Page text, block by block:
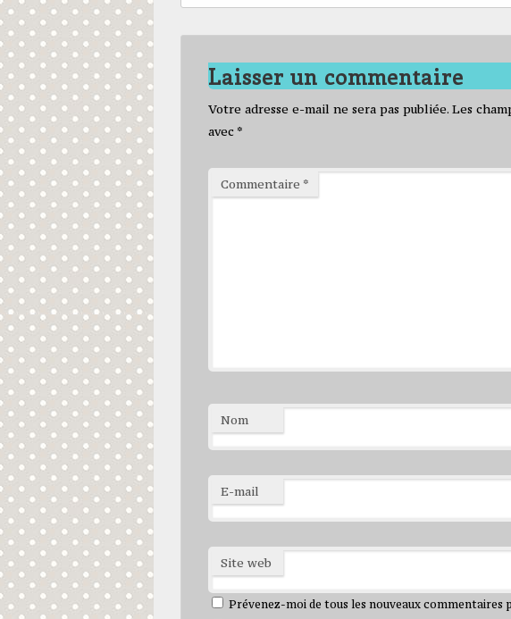
Laisser un commentaire
Votre adresse e-mail ne sera pas publiée. Les
avec *
Commentaire *
Nom
E-mail
Site web
Prévenez-moi de tous les nouveaux commentaires